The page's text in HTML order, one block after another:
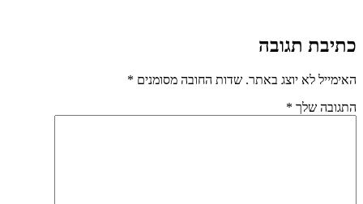
כתיבת תגובה
האימייל לא יוצג באתר. שדות החובה מסומנים *
התגובה שלך *